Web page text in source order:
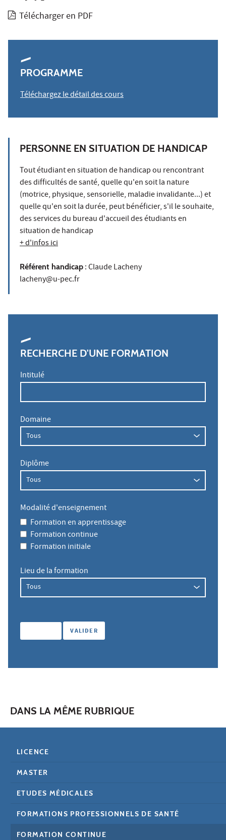
Télécharger en PDF
PROGRAMME
Téléchargez le détail des cours
PERSONNE EN SITUATION DE HANDICAP
Tout étudiant en situation de handicap ou rencontrant
des difficultés de santé, quelle qu'en soit la nature
(motrice, physique, sensorielle, maladie invalidante...) et
quelle qu'en soit la durée, peut bénéficier, s'il le souhaite,
des services du bureau d'accueil des étudiants en
situation de handicap
+ d'infos ici
Référent handicap : Claude Lacheny
lacheny@u-pec.fr
RECHERCHE D'UNE FORMATION
Intitulé
Domaine
Diplôme
Modalité d'enseignement
Formation en apprentissage
Formation continue
Formation initiale
Lieu de la formation
DANS LA MÊME RUBRIQUE
LICENCE
MASTER
ETUDES MÉDICALES
FORMATIONS PROFESSIONNELS DE SANTÉ
FORMATION CONTINUE